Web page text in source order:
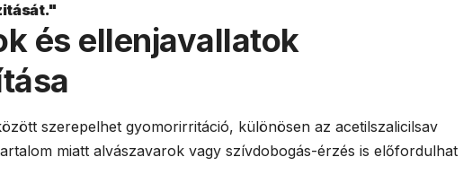
és ellenjavallatok
szerepelhet gyomorirritáció, különösen az acetilszalicilsav
miatt alvászavarok vagy szívdobogás-érzés is előfordulhat